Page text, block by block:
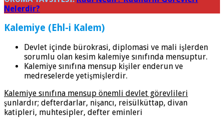
Nelerdir?
Kalemiye (Ehl-i Kalem)
Devlet içinde bürokrasi, diplomasi ve mali işlerden
sorumlu olan kesim kalemiye sınıfında mensuptur.
Kalemiye sınıfına mensup kişiler enderun ve
medreselerde yetişmişlerdir.
Kalemiye sınıfına mensup önemli devlet görevlileri
şunlardır; defterdarlar, nişancı, reisülküttap, divan
katipleri, muhtesipler, defter eminleri